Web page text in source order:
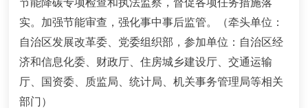
节能降碳专项检查和执法监察，督促各项任务措施落
实。加强节能审查，强化事中事后监管。
（牵头单位：
自治区发展改革委、党委组织部，参加单位：自治区经
济和信息化委、财政厅、住房城乡建设厅、交通运输
厅、国资委、质监局、统计局、机关事务管理局等相关
部门）